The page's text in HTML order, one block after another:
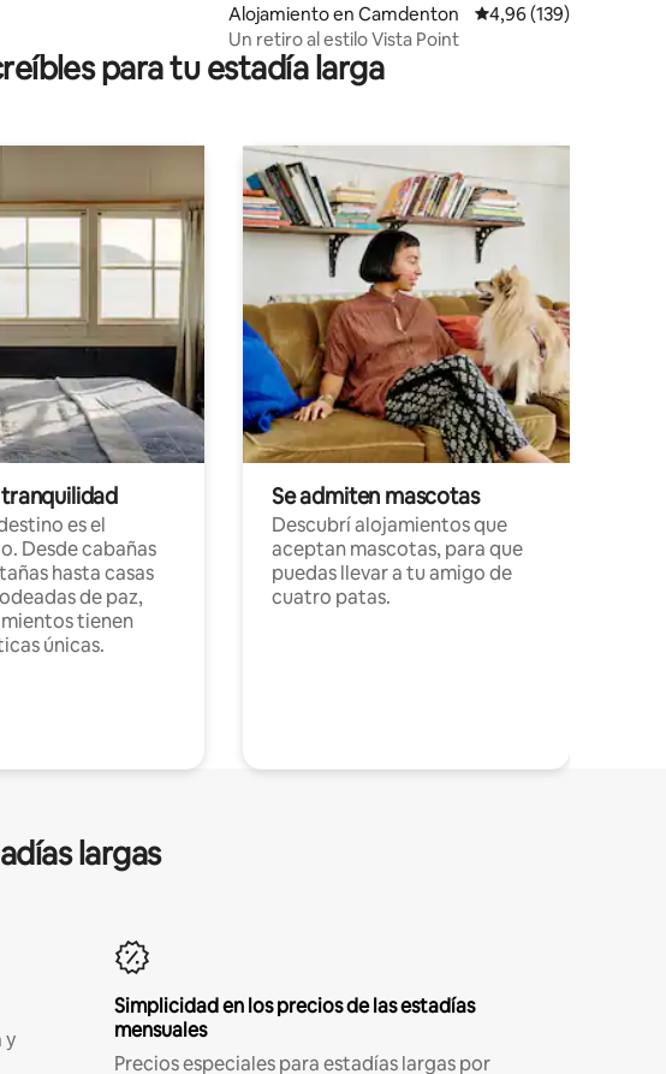
Alojamiento en Camdenton Calificación promedio:
4,96 (139)
Un retiro al estilo Vista Point
para tu estadía larga
es el
Desde cabañas
hasta casas
de paz,
tienen
únicas.
Se admiten mascotas
Descubrí alojamientos que
aceptan mascotas, para que
puedas llevar a tu amigo de
cuatro patas.
largas
y
Simplicidad en los precios de las estadías
mensuales
Precios especiales para estadías largas por